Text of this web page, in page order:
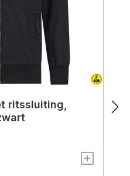
ritssluiting,